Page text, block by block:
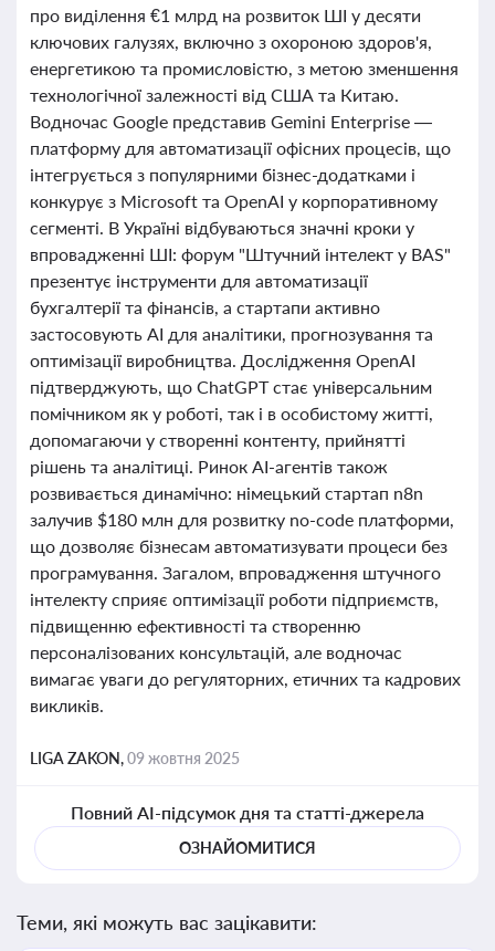
про виділення €1 млрд на розвиток ШІ у десяти
ключових галузях, включно з охороною здоров'я,
енергетикою та промисловістю, з метою зменшення
технологічної залежності від США та Китаю.
Водночас Google представив Gemini Enterprise —
платформу для автоматизації офісних процесів, що
інтегрується з популярними бізнес-додатками і
конкурує з Microsoft та OpenAI у корпоративному
сегменті. В Україні відбуваються значні кроки у
впровадженні ШІ: форум "Штучний інтелект у BAS"
презентує інструменти для автоматизації
бухгалтерії та фінансів, а стартапи активно
застосовують AI для аналітики, прогнозування та
оптимізації виробництва. Дослідження OpenAI
підтверджують, що ChatGPT стає універсальним
помічником як у роботі, так і в особистому житті,
допомагаючи у створенні контенту, прийнятті
рішень та аналітиці. Ринок AI-агентів також
розвивається динамічно: німецький стартап n8n
залучив $180 млн для розвитку no-code платформи,
що дозволяє бізнесам автоматизувати процеси без
програмування. Загалом, впровадження штучного
інтелекту сприяє оптимізації роботи підприємств,
підвищенню ефективності та створенню
персоналізованих консультацій, але водночас
вимагає уваги до регуляторних, етичних та кадрових
викликів.
LIGA ZAKON,09 жовтня 2025
Повний AI-підсумок дня та статті-джерела
ОЗНАЙОМИТИСЯ
Теми, які можуть вас зацікавити: